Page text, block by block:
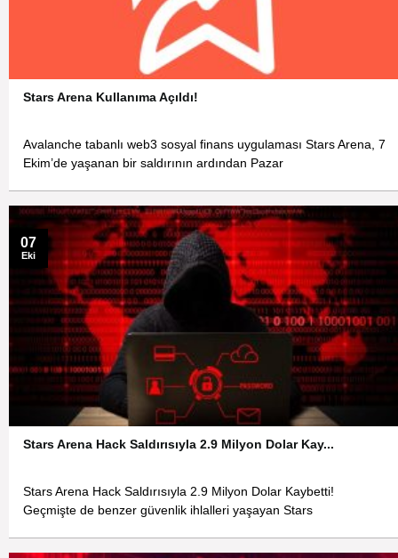
Stars Arena Kullanıma Açıldı!
Avalanche tabanlı web3 sosyal finans uygulaması Stars Arena, 7
Ekim’de yaşanan bir saldırının ardından Pazar
Stars Arena Hack Saldırısıyla 2.9 Milyon Dolar Kay...
Stars Arena Hack Saldırısıyla 2.9 Milyon Dolar Kaybetti!
Geçmişte de benzer güvenlik ihlalleri yaşayan Stars
07
Eki